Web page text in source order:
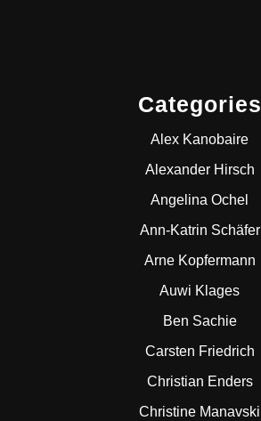
Categories
Alex Kanobaire
Alexander Hirsch
Angelina Ochel
Ann-Katrin Schäfer
Arne Kopfermann
Auwi Klages
Ben Sachie
Carsten Friedrich
Christian Enders
Christine Manavski